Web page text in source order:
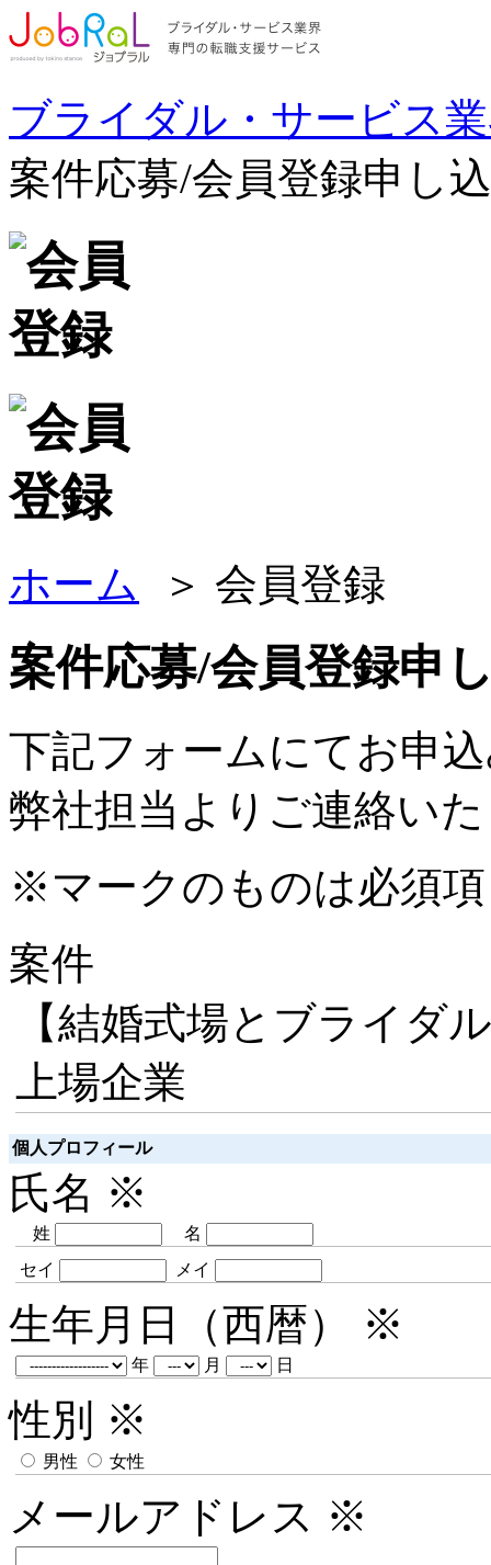
ブライダル・サービス
案件応募/会員登録申し
ホーム ＞ 会員登録
案件応募/会員登録申
下記フォームにてお申
弊社担当よりご連絡い
※マークのものは必須
案件
【結婚式場とブライダ
上場企業
個人プロフィール
氏名 ※
姓
名
セイ
メイ
生年月日（西暦） ※
年 月 日
性別 ※
男性 女性
メールアドレス ※